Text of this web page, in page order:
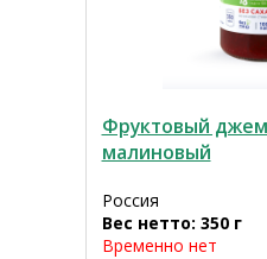
Фруктовый
малиновый
Россия
Вес нетто: 350 г
Временно нет